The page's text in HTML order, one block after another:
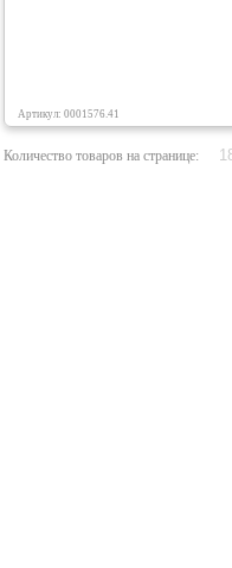
Артикул: 0001576.41
Количество товаров на странице: